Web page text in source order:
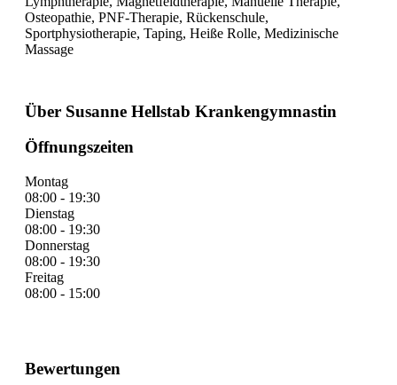
Osteopathie, PNF-Therapie, Rückenschule,
Sportphysiotherapie, Taping, Heiße Rolle, Medizinische
Massage
Über Susanne Hellstab Krankengymnastin
Öffnungszeiten
Montag
08:00 - 19:30
Dienstag
08:00 - 19:30
Donnerstag
08:00 - 19:30
Freitag
08:00 - 15:00
Bewertungen